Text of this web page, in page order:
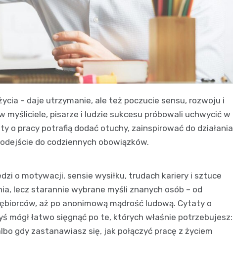
– daje utrzymanie, ale też poczucie sensu, rozwoju i
myśliciele, pisarze i ludzie sukcesu próbowali uchwycić w
o pracy potrafią dodać otuchy, zainspirować do działania
do codziennych obowiązków.
o motywacji, sensie wysiłku, trudach kariery i sztuce
lecz starannie wybrane myśli znanych osób – od
aż po anonimową mądrość ludową. Cytaty o
mógł łatwo sięgnąć po te, których właśnie potrzebujesz:
gdy zastanawiasz się, jak połączyć pracę z życiem